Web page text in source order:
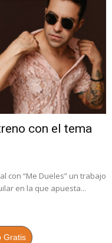
con el tema
con “Me Dueles” un trabajo
en la que apuesta...
Gratis